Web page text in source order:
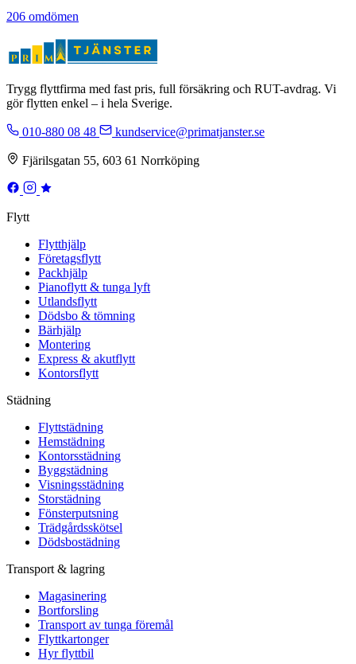
206 omdömen
Trygg flyttfirma med fast pris, full försäkring och RUT-avdrag. Vi
gör flytten enkel – i hela Sverige.
010-880 08 48 kundservice@primatjanster.se
Fjärilsgatan 55, 603 61 Norrköping
Flytt
Flytthjälp
Företagsflytt
Packhjälp
Pianoflytt & tunga lyft
Utlandsflytt
Dödsbo & tömning
Bärhjälp
Montering
Express & akutflytt
Kontorsflytt
Städning
Flyttstädning
Hemstädning
Kontorsstädning
Byggstädning
Visningsstädning
Storstädning
Fönsterputsning
Trädgårdsskötsel
Dödsbostädning
Transport & lagring
Magasinering
Bortforsling
Transport av tunga föremål
Flyttkartonger
Hyr flyttbil